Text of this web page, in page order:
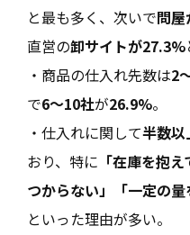
と最も多く、次いで問
直営の卸サイトが27.3%
・商品の仕入れ先数は2
で6～10社が26.9%。
・仕入れに関して半数以
おり、特に 「在庫を抱
つからない」「一定の量
といった理由が多い。